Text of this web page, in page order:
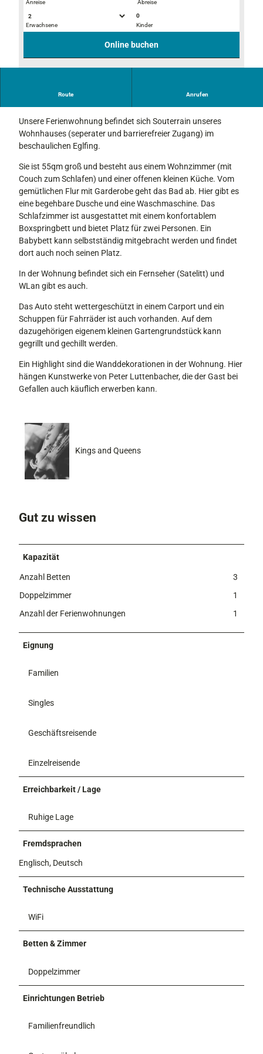
l
k
o
n
l
m
m
e
r
1
S
c
l
m
m
r
2
Anreise Abreise
Erwachsene
0
Kinder
Online buchen
Route Anrufen
Unsere Ferienwohnung befindet sich Souterrain unseres
Wohnhauses (seperater und barrierefreier Zugang) im
beschaulichen Eglfing.
Sie ist 55qm groß und besteht aus einem Wohnzimmer (mit
Couch zum Schlafen) und einer offenen kleinen Küche. Vom
gemütlichen Flur mit Garderobe geht das Bad ab. Hier gibt es
eine begehbare Dusche und eine Waschmaschine. Das
Schlafzimmer ist ausgestattet mit einem konfortablem
Boxspringbett und bietet Platz für zwei Personen. Ein
Babybett kann selbstständig mitgebracht werden und findet
dort auch noch seinen Platz.
In der Wohnung befindet sich ein Fernseher (Satelitt) und
WLan gibt es auch.
Das Auto steht wettergeschützt in einem Carport und ein
Schuppen für Fahrräder ist auch vorhanden. Auf dem
dazugehörigen eigenem kleinen Gartengrundstück kann
gegrillt und gechillt werden.
Ein Highlight sind die Wanddekorationen in der Wohnung. Hier
hängen Kunstwerke von Peter Luttenbacher, die der Gast bei
Gefallen auch käuflich erwerben kann.
Kings and Queens
Gut zu wissen
Kapazität
Anzahl Betten
3
Doppelzimmer
1
Anzahl der Ferienwohnungen
1
Eignung
Familien
Singles
Geschäftsreisende
Einzelreisende
Erreichbarkeit / Lage
Ruhige Lage
Fremdsprachen
Englisch, Deutsch
Technische Ausstattung
WiFi
Betten & Zimmer
Doppelzimmer
Einrichtungen Betrieb
Familienfreundlich